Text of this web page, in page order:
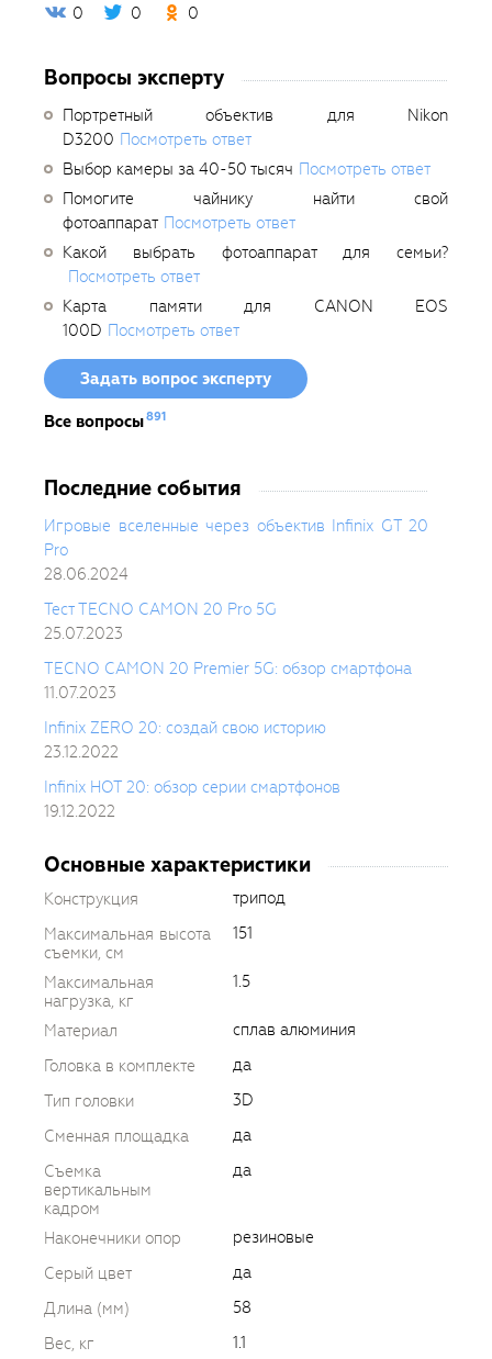
0 0 0
Вопросы эксперту
Портретный объектив для Nikon
D3200 Посмотреть ответ
Выбор камеры за 40-50 тысяч Посмотреть ответ
Помогите чайнику найти свой
фотоаппарат Посмотреть ответ
Какой выбрать фотоаппарат для семьи?
Посмотреть ответ
Карта памяти для CANON EOS
100D Посмотреть ответ
Задать вопрос эксперту
Все вопросы891
Последние события
Игровые вселенные через объектив Infinix GT 20
Pro
28.06.2024
Тест TECNO CAMON 20 Pro 5G
25.07.2023
TECNO CAMON 20 Premier 5G: обзор смартфона
11.07.2023
Infinix ZERO 20: создай свою историю
23.12.2022
Infinix HOT 20: обзор серии смартфонов
19.12.2022
Основные характеристики
Конструкция
трипод
Максимальная высота
съемки, см
151
Максимальная
нагрузка, кг
1.5
Материал
сплав алюминия
Головка в комплекте
да
Тип головки
3D
Сменная площадка
да
Съемка
вертикальным
кадром
да
Наконечники опор
резиновые
Серый цвет
да
Длина (мм)
58
Вес, кг
1.1